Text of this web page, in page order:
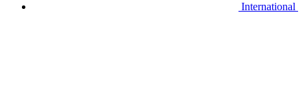
International